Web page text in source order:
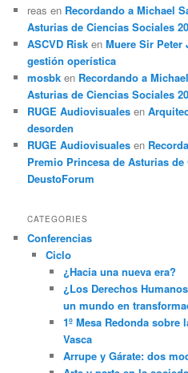
reas en Recordando a Michael
Asturias de Ciencias Sociales
ASCVD Risk enMuere Sir
gestión operística
mosbk en Recordando a
Asturias de Ciencias Sociales
RUGE Audiovisuales en
desorden
RUGE Audiovisuales en
Premio Princesa de Asturias
DeustoForum
CATEGORIES
Conferencias
Ciclo
¿Hacia una nueva era?
¿Los Derechos
un mundo en
1º Mesa Redonda
Vasca
Arrupe y Gárate: dos